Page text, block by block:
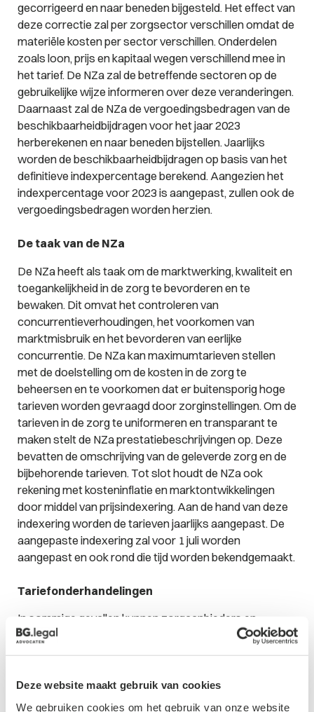
Deze website maakt gebruik van cookies
We gebruiken cookies om het gebruik van onze website
gecorrigeerd en naar beneden bijgesteld. Het effect van
deze correctie zal per zorgsector verschillen omdat de
materiële kosten per sector verschillen. Onderdelen
zoals loon, prijs en kapitaal wegen verschillend mee in
het tarief. De NZa zal de betreffende sectoren op de
gebruikelijke wijze informeren over deze veranderingen.
Daarnaast zal de NZa de vergoedingsbedragen van de
beschikbaarheidbijdragen voor het jaar 2023
herberekenen en naar beneden bijstellen. Jaarlijks
worden de beschikbaarheidbijdragen op basis van het
definitieve indexpercentage berekend. Aangezien het
indexpercentage voor 2023 is aangepast, zullen ook de
vergoedingsbedragen worden herzien.
De taak van de NZa
De NZa heeft als taak om de marktwerking, kwaliteit en
toegankelijkheid in de zorg te bevorderen en te
bewaken. Dit omvat het controleren van
concurrentieverhoudingen, het voorkomen van
marktmisbruik en het bevorderen van eerlijke
concurrentie. De NZa kan maximumtarieven stellen
met de doelstelling om de kosten in de zorg te
beheersen en te voorkomen dat er buitensporig hoge
tarieven worden gevraagd door zorginstellingen. Om de
tarieven in de zorg te uniformeren en transparant te
maken stelt de NZa prestatiebeschrijvingen op. Deze
bevatten de omschrijving van de geleverde zorg en de
bijbehorende tarieven. Tot slot houdt de NZa ook
rekening met kosteninflatie en marktontwikkelingen
door middel van prijsindexering. Aan de hand van deze
indexering worden de tarieven jaarlijks aangepast. De
aangepaste indexering zal voor 1 juli worden
aangepast en ook rond die tijd worden bekendgemaakt.
Tariefonderhandelingen
In sommige gevallen kunnen zorgaanbieders en
zorgverzekeraars gezamenlijk tariefafspraken maken.
Dit gebeurt vaak in de vorm van
proberen overeenstemming te bereiken over de
vergoedingen voor geleverde zorg. Over de problemen